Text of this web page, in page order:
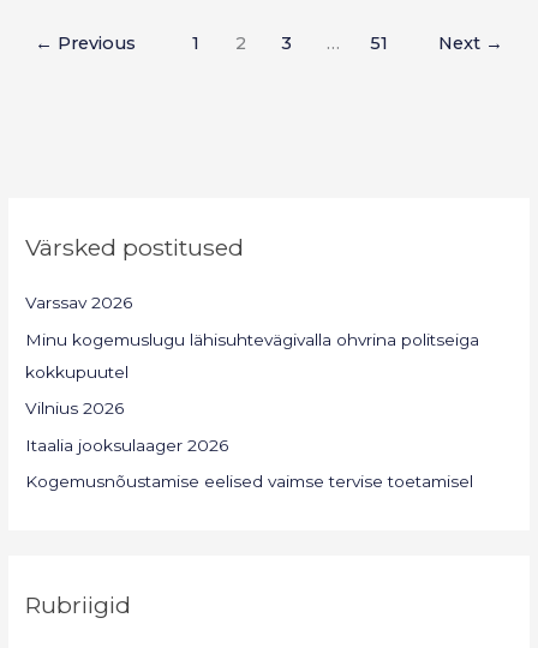
← Previous 1 2 3 … 51 Next →
Värsked postitused
Varssav 2026
Minu kogemuslugu lähisuhtevägivalla ohvrina politseiga
kokkupuutel
Vilnius 2026
Itaalia jooksulaager 2026
Kogemusnõustamise eelised vaimse tervise toetamisel
Rubriigid